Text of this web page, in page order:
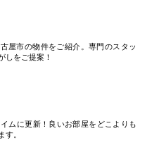
屋市の物件をご紹介。専門のスタッ
しをご提案！
ムに更新！良いお部屋をどこよりも
す。